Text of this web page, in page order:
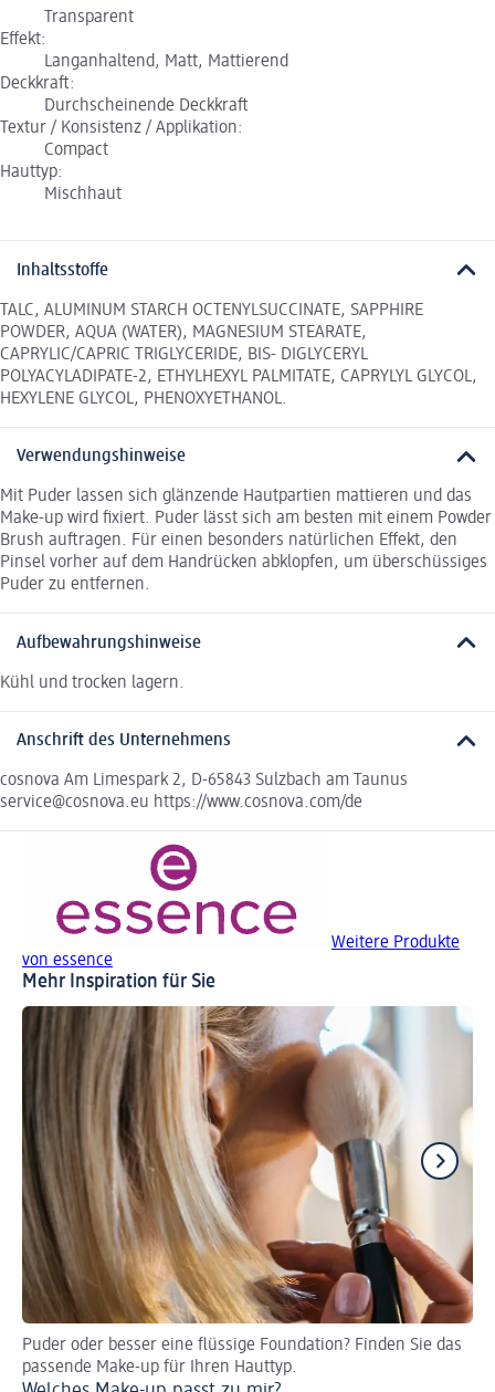
Transparent
Effekt:
Langanhaltend, Matt, Mattierend
Deckkraft:
Durchscheinende Deckkraft
Textur / Konsistenz / Applikation:
Compact
Hauttyp:
Mischhaut
Inhaltsstoffe
TALC, ALUMINUM STARCH OCTENYLSUCCINATE, SAPPHIRE
POWDER, AQUA (WATER), MAGNESIUM STEARATE,
CAPRYLIC/CAPRIC TRIGLYCERIDE, BIS- DIGLYCERYL
POLYACYLADIPATE-2, ETHYLHEXYL PALMITATE, CAPRYLYL GLYCOL,
HEXYLENE GLYCOL, PHENOXYETHANOL.
Verwendungshinweise
Mit Puder lassen sich glänzende Hautpartien mattieren und das
Make-up wird fixiert. Puder lässt sich am besten mit einem Powder
Brush auftragen. Für einen besonders natürlichen Effekt, den
Pinsel vorher auf dem Handrücken abklopfen, um überschüssiges
Puder zu entfernen.
Aufbewahrungshinweise
Kühl und trocken lagern.
Anschrift des Unternehmens
cosnova Am Limespark 2, D-65843 Sulzbach am Taunus
service@cosnova.eu https://www.cosnova.com/de
Weitere Produkte
von essence
Mehr Inspiration für Sie
Puder oder besser eine flüssige Foundation? Finden Sie das
passende Make-up für Ihren Hauttyp.